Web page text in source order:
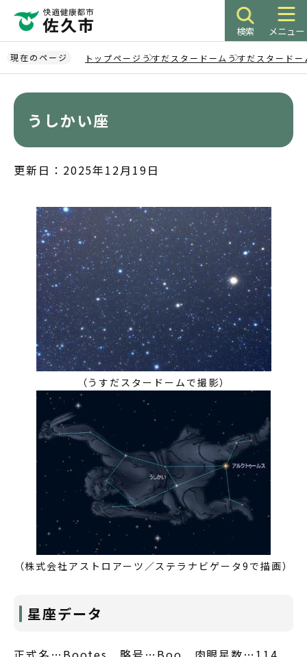
ペ
ー
ジ
検索 メニュー
現在のページ トップページ うすだスタードーム うすだスタード
うしかい座
更新日：2025年12月19日
（うすだスタードームで撮影）
（株式会社アストロアーツ／ステラナビゲータ9で描画）
星座データ